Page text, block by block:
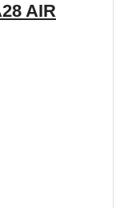
AIR